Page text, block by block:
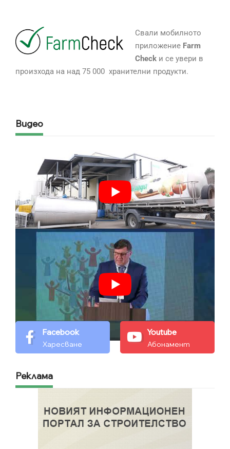
Свали мобилното
приложение Farm
Checkи се увери в
произхода на над 75 000 хранителни продукти.
Видео
Facebook
Харесване
Youtube
Абонамент
Реклама